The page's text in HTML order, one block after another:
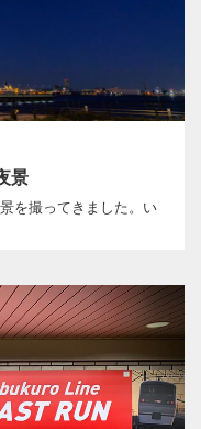
景
を撮ってきました。い